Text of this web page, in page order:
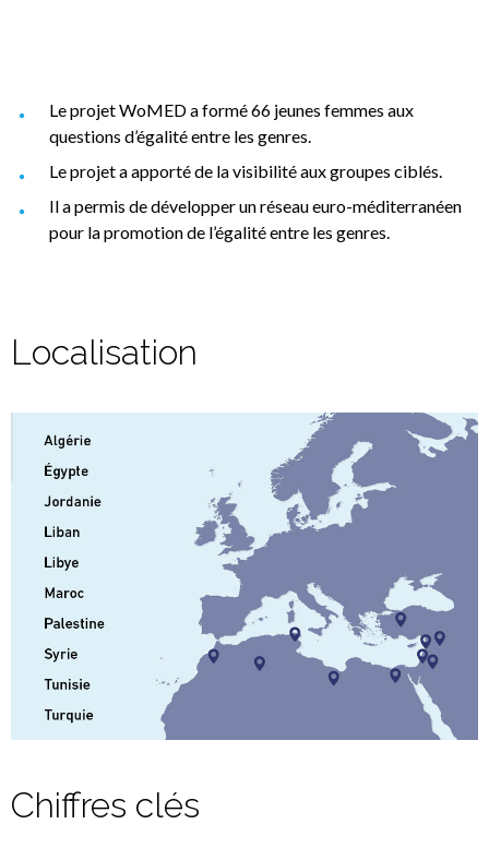
Le projet WoMED a formé 66 jeunes femmes aux
questions d’égalité entre les genres.
Le projet a apporté de la visibilité aux groupes ciblés.
Il a permis de développer un réseau euro-méditerranéen
pour la promotion de l’égalité entre les genres.
Localisation
Chiffres clés